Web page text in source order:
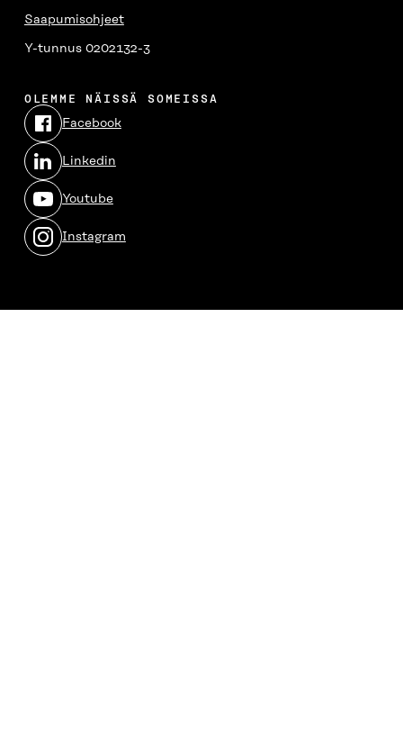
Saapumisohjeet
Y-tunnus 0202132-3
OLEMME NÄISSÄ SOMEISSA
Facebook
Avautuu
uudessa
ikkunassaLinkedin
Avautuu
uudessa
ikkunassaYoutube
Avautuu
uudessa
ikkunassaInstagram
Avautuu
uudessa